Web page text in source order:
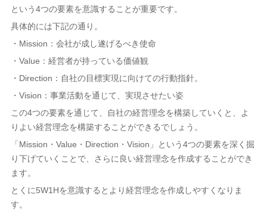
という4つの要素を意識することが重要です。
具体的には下記の通り。
・Mission：会社が成し遂げるべき使命
・Value：経営者が持っている価値観
・Direction：自社の目標実現に向けての行動指針。
・Vision：事業活動を通じて、実現させたい姿
この4つの要素を通じて、自社の経営理念を構築していくと、よ
りよい経営理念を構築することができるでしょう。
「Mission・Value・Direction・Vision」という4つの要素を深く掘
り下げていくことで、さらに良い経営理念を作成することができ
ます。
とくに5W1Hを意識するとより経営理念を作成しやすくなりま
す。